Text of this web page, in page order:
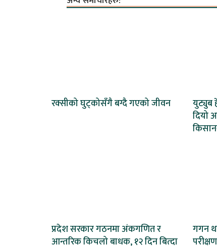
रक्सीको घुट्कोसँगै बग्दै गएको जीवन
युट्युब
दियो
प्रदेश सरकार गठनमा अंकगणित र
आन्तरिक किचलो बाधक, १२ दिन बित्दा
गगन